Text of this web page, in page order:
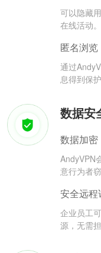
可以隐藏
在线活动。
匿名浏览
通过
息得到保护
数据安
数据加密
AndyVPN
意行为者
安全远程
企业员工
源，无需